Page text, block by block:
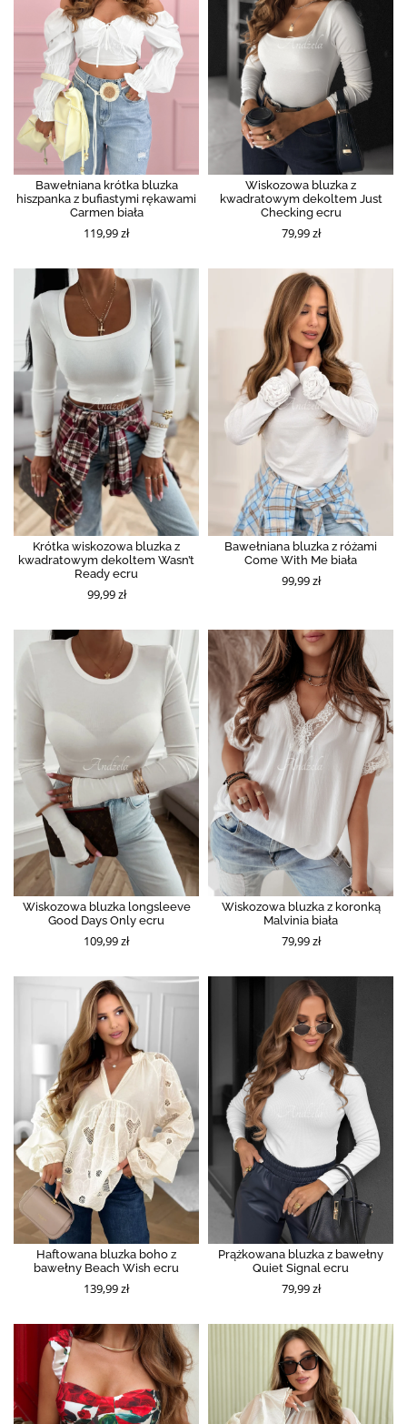
Bawełniana krótka bluzka
hiszpanka z bufiastymi rękawami
Carmen biała
119,99 zł
Wiskozowa bluzka z
kwadratowym dekoltem Just
Checking ecru
79,99 zł
Krótka wiskozowa bluzka z
kwadratowym dekoltem Wasn’t
Ready ecru
99,99 zł
Bawełniana bluzka z różami
Come With Me biała
99,99 zł
Wiskozowa bluzka longsleeve
Good Days Only ecru
109,99 zł
Wiskozowa bluzka z koronką
Malvinia biała
79,99 zł
Haftowana bluzka boho z
bawełny Beach Wish ecru
139,99 zł
Prążkowana bluzka z bawełny
Quiet Signal ecru
79,99 zł